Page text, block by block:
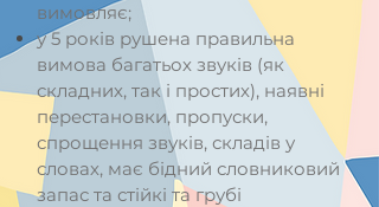
вимовляє;
у 5 років рушена правильна
вимова багатьох звуків (як
складних, так і простих), наявні
перестановки, пропуски,
спрощення звуків, складів у
словах, має бідний словниковий
запас та стійкі та грубі